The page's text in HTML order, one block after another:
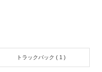
トラックバック ( 1 )